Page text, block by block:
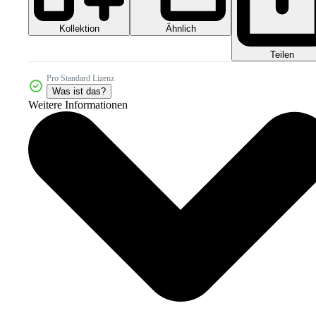
Kollektion Ähnlich
Teilen
Pro Standard Lizenz
Was ist das?
Weitere Informationen